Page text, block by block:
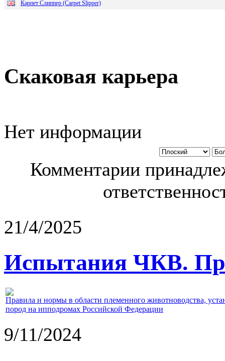
Карпет Слиппер (Carpet Slipper)
Скаковая карьера
Нет информации
Комментарии
21/4/2025
Испытания ЧКВ.
Правила и нормы в области племенного животноводства,
пород на ипподромах Российской Федерации
9/11/2024